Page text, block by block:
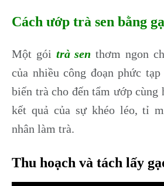
Cách ướp trà sen bằng
Một gói trà sen thơm ngon
của nhiều công đoạn phức
biến trà cho đến tẩm ướp cùng
kết quả của sự khéo léo, tỉ
nhân làm trà.
Thu hoạch và tách lấy